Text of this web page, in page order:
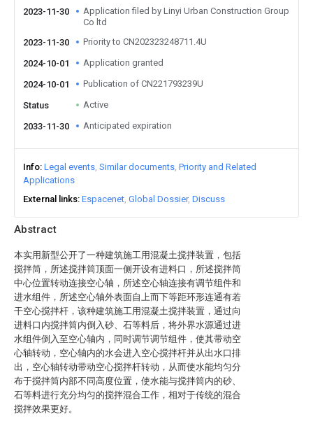
Abstract
本实用新型公开了一种建筑施工用混凝土搅拌装置，包括
搅拌筒，所述搅拌筒顶面一侧开设有进料口，所述搅拌筒
中心位置转动连接空心轴，所述空心轴连接有调节组件和
进水组件，所述空心轴外表面自上而下等距环形连通有若
干空心搅拌杆，该种建筑施工用混凝土搅拌装置，通过向
进料口内搅拌筒内倒入砂、石等料后，将外界水源通过进
水组件倒入至空心轴内，同时调节调节组件，使其带动空
心轴转动，空心轴内的水会进入空心搅拌杆并从出水口排
出，空心轴转动带动空心搅拌杆转动，从而使水能均匀分
布于搅拌筒内部不同高度位置，使水能与搅拌筒内的砂、
石等料进行充分均匀的搅拌混合工作，相对于传统的混合
搅拌效果更好。
2023-11-30
Application filed by Linyi Urban Construction Group
Co ltd
2023-11-30
Priority to CN202323248711.4U
2024-10-01 Application granted
2024-10-01 Publication of CN221793239U
Status Active
2033-11-30 Anticipated expiration
Info Legal events Similar documents Priority and Related
Applications
External links Espacenet Global Dossier Discuss